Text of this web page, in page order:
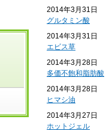
2014年3月31日
グルタミン酸
2014年3月31日
エビス草
2014年3月28日
多価不飽和脂肪酸
2014年3月28日
ヒマシ油
2014年3月27日
ホットジェル